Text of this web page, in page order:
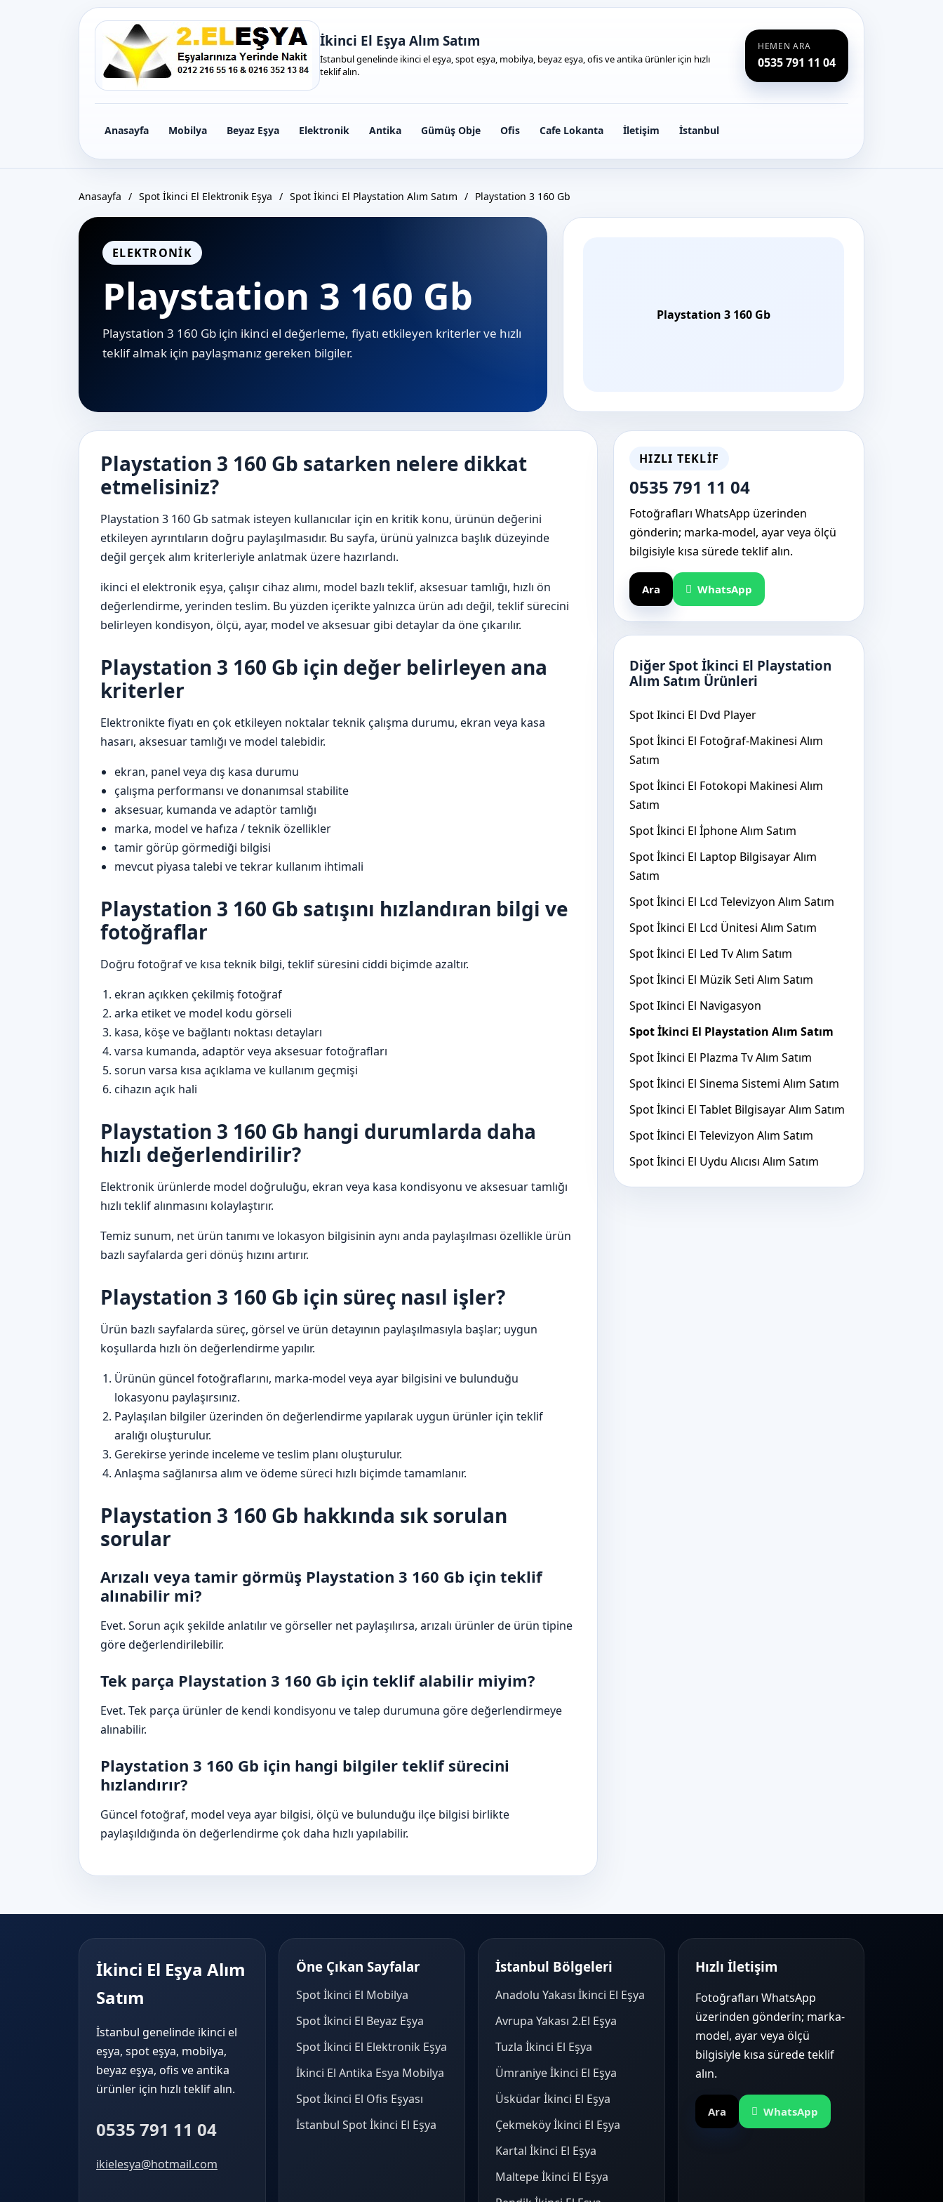
İkinci El Eşya Alım Satım
İstanbul genelinde ikinci el eşya, spot eşya, mobilya, beyaz eşya, ofis ve antika ürünler için hızlı
teklif alın.
Anasayfa Mobilya Beyaz Eşya Elektronik Antika Gümüş Obje Ofis Cafe Lokanta İletişim İstanbul
HEMEN ARA
0535 791 11 04
Anasayfa / Spot İkinci El Elektronik Eşya / Spot İkinci El Playstation Alım Satım / Playstation 3 160 Gb
ELEKTRONIK
Playstation 3 160 Gb
Playstation 3 160 Gb için ikinci el değerleme, fiyatı etkileyen kriterler ve hızlı
teklif almak için paylaşmanız gereken bilgiler.
Playstation 3 160 Gb
Playstation 3 160 Gb satarken nelere dikkat
etmelisiniz?
Playstation 3 160 Gb satmak isteyen kullanıcılar için en kritik konu, ürünün değerini
etkileyen ayrıntıların doğru paylaşılmasıdır. Bu sayfa, ürünü yalnızca başlık düzeyinde
değil gerçek alım kriterleriyle anlatmak üzere hazırlandı.
ikinci el elektronik eşya, çalışır cihaz alımı, model bazlı teklif, aksesuar tamlığı, hızlı ön
değerlendirme, yerinden teslim. Bu yüzden içerikte yalnızca ürün adı değil, teklif sürecini
belirleyen kondisyon, ölçü, ayar, model ve aksesuar gibi detaylar da öne çıkarılır.
Playstation 3 160 Gb için değer belirleyen ana
kriterler
Elektronikte fiyatı en çok etkileyen noktalar teknik çalışma durumu, ekran veya kasa
hasarı, aksesuar tamlığı ve model talebidir.
ekran, panel veya dış kasa durumu
çalışma performansı ve donanımsal stabilite
aksesuar, kumanda ve adaptör tamlığı
marka, model ve hafıza / teknik özellikler
tamir görüp görmediği bilgisi
mevcut piyasa talebi ve tekrar kullanım ihtimali
Playstation 3 160 Gb satışını hızlandıran bilgi ve
fotoğraflar
Doğru fotoğraf ve kısa teknik bilgi, teklif süresini ciddi biçimde azaltır.
ekran açıkken çekilmiş fotoğraf
arka etiket ve model kodu görseli
kasa, köşe ve bağlantı noktası detayları
varsa kumanda, adaptör veya aksesuar fotoğrafları
sorun varsa kısa açıklama ve kullanım geçmişi
cihazın açık hali
Playstation 3 160 Gb hangi durumlarda daha
hızlı değerlendirilir?
Elektronik ürünlerde model doğruluğu, ekran veya kasa kondisyonu ve aksesuar tamlığı
hızlı teklif alınmasını kolaylaştırır.
Temiz sunum, net ürün tanımı ve lokasyon bilgisinin aynı anda paylaşılması özellikle ürün
bazlı sayfalarda geri dönüş hızını artırır.
Playstation 3 160 Gb için süreç nasıl işler?
Ürün bazlı sayfalarda süreç, görsel ve ürün detayının paylaşılmasıyla başlar; uygun
koşullarda hızlı ön değerlendirme yapılır.
Ürünün güncel fotoğraflarını, marka-model veya ayar bilgisini ve bulunduğu
lokasyonu paylaşırsınız.
Paylaşılan bilgiler üzerinden ön değerlendirme yapılarak uygun ürünler için teklif
aralığı oluşturulur.
Gerekirse yerinde inceleme ve teslim planı oluşturulur.
Anlaşma sağlanırsa alım ve ödeme süreci hızlı biçimde tamamlanır.
Playstation 3 160 Gb hakkında sık sorulan
sorular
Arızalı veya tamir görmüş Playstation 3 160 Gb için teklif
alınabilir mi?
Evet. Sorun açık şekilde anlatılır ve görseller net paylaşılırsa, arızalı ürünler de ürün tipine
göre değerlendirilebilir.
Tek parça Playstation 3 160 Gb için teklif alabilir miyim?
Evet. Tek parça ürünler de kendi kondisyonu ve talep durumuna göre değerlendirmeye
alınabilir.
Playstation 3 160 Gb için hangi bilgiler teklif sürecini
hızlandırır?
Güncel fotoğraf, model veya ayar bilgisi, ölçü ve bulunduğu ilçe bilgisi birlikte
paylaşıldığında ön değerlendirme çok daha hızlı yapılabilir.
HIZLI TEKLIF
0535 791 11 04
Fotoğrafları WhatsApp üzerinden
gönderin; marka-model, ayar veya ölçü
bilgisiyle kısa sürede teklif alın.
Ara WhatsApp
Diğer Spot İkinci El Playstation
Alım Satım Ürünleri
Spot Ikinci El Dvd Player
Spot İkinci El Fotoğraf-Makinesi Alım
Satım
Spot İkinci El Fotokopi Makinesi Alım
Satım
Spot İkinci El İphone Alım Satım
Spot İkinci El Laptop Bilgisayar Alım
Satım
Spot İkinci El Lcd Televizyon Alım Satım
Spot İkinci El Lcd Ünitesi Alım Satım
Spot İkinci El Led Tv Alım Satım
Spot İkinci El Müzik Seti Alım Satım
Spot Ikinci El Navigasyon
Spot İkinci El Playstation Alım Satım
Spot İkinci El Plazma Tv Alım Satım
Spot İkinci El Sinema Sistemi Alım Satım
Spot İkinci El Tablet Bilgisayar Alım Satım
Spot İkinci El Televizyon Alım Satım
Spot İkinci El Uydu Alıcısı Alım Satım
İkinci El Eşya Alım
Satım
İstanbul genelinde ikinci el
eşya, spot eşya, mobilya,
beyaz eşya, ofis ve antika
ürünler için hızlı teklif alın.
0535 791 11 04
ikielesya@hotmail.com
Öne Çıkan Sayfalar
Spot İkinci El Mobilya
Spot İkinci El Beyaz Eşya
Spot İkinci El Elektronik Eşya
İkinci El Antika Esya Mobilya
Spot İkinci El Ofis Eşyası
İstanbul Spot İkinci El Eşya
İstanbul Bölgeleri
Anadolu Yakası İkinci El Eşya
Avrupa Yakası 2.El Eşya
Tuzla İkinci El Eşya
Ümraniye İkinci El Eşya
Üsküdar İkinci El Eşya
Çekmeköy İkinci El Eşya
Kartal İkinci El Eşya
Maltepe İkinci El Eşya
Hızlı İletişim
Fotoğrafları WhatsApp
üzerinden gönderin; marka-
model, ayar veya ölçü
bilgisiyle kısa sürede teklif
alın.
Ara WhatsApp